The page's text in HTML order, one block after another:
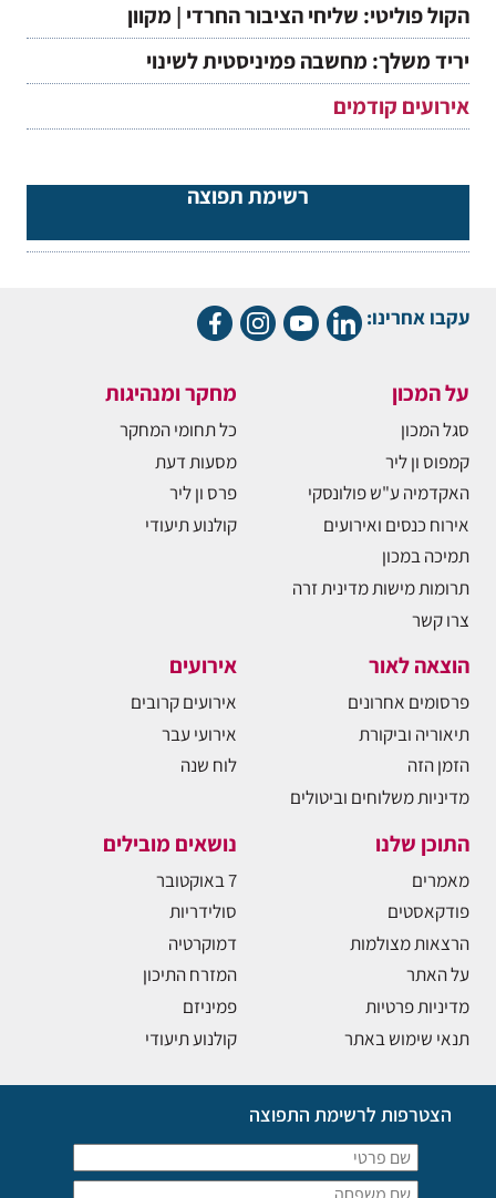
הקול פוליטי: שליחי הציבור החרדי | מקוון
יריד משלך: מחשבה פמיניסטית לשינוי
אירועים קודמים
רשימת תפוצה
עקבו אחרינו:
על המכון
סגל המכון
קמפוס ון ליר
האקדמיה ע"ש פולונסקי
אירוח כנסים ואירועים
תמיכה במכון
תרומות מישות מדינית זרה
צרו קשר
מחקר ומנהיגות
כל תחומי המחקר
מסעות דעת
פרס ון ליר
קולנוע תיעודי
הוצאה לאור
פרסומים אחרונים
תיאוריה וביקורת
הזמן הזה
מדיניות משלוחים וביטולים
אירועים
אירועים קרובים
אירועי עבר
לוח שנה
התוכן שלנו
מאמרים
פודקאסטים
הרצאות מצולמות
על האתר
מדיניות פרטיות
תנאי שימוש באתר
נושאים מובילים
7 באוקטובר
סולידריות
דמוקרטיה
המזרח התיכון
פמיניזם
קולנוע תיעודי
הצטרפות לרשימת התפוצה